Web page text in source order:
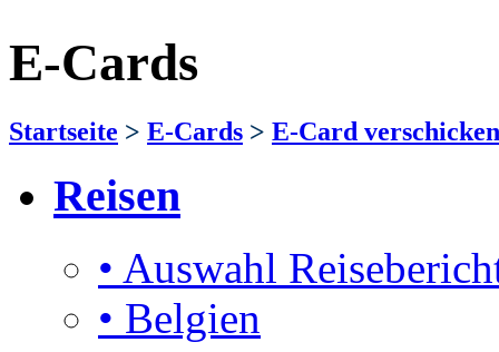
E-Cards
Startseite > E-Cards > E-Card verschicken
Reisen
• Auswahl
• Belgien